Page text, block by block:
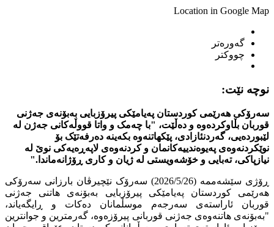
Location in Google Map
گەورەتر
چووکتر
نوچە نێت:
سەرۆکی هەرێمی کوردستان پەیامێکی پیرۆزبایی بەبۆنەی جەژنی
قوربان بڵاوکردەوە و دەڵێت، "با چەمک و واتا قووڵەکانی جەژن لە
لێبوردەیی، گەردنئازادی، پێكهاتنه‌وه‌ بکەینە دەرفەتێک بۆ
نوێکردنەوەی پەیوەندییەکانمان و کردنەوەی لاپەڕەیەکی نوێ لە
نيازپاكى، تەبایی و خۆشه‌ويستى لە ژیان و كاری ڕۆژانه‌ماندا."
ڕۆژی سێشەممە (2026/5/26) سەرۆک نێچیرڤان بارزانی سەرۆکی
هەرێمی کوردستان پەیامێکی پیرۆزبایی بەبۆنەی هاتنی جەژنی
قوربان ئاراستەی سەرجەم موسڵمانان دەکات و ڕایگەیاند،
"بەبۆنەی هاتنەوەی جەژنی قوربانی پیرۆزەوە، گەرمترین و جوانترین